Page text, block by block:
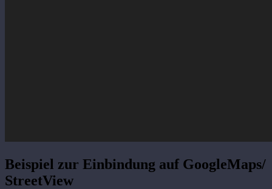
Beispiel zur Einbindung auf GoogleMaps/
StreetView